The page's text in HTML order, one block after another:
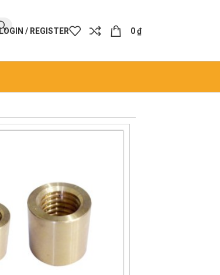
/ REGISTER 0₫